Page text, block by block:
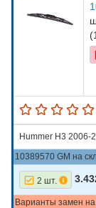
Hummer H3 2006-
10389570 GM на
2 шт.
Варианты замен